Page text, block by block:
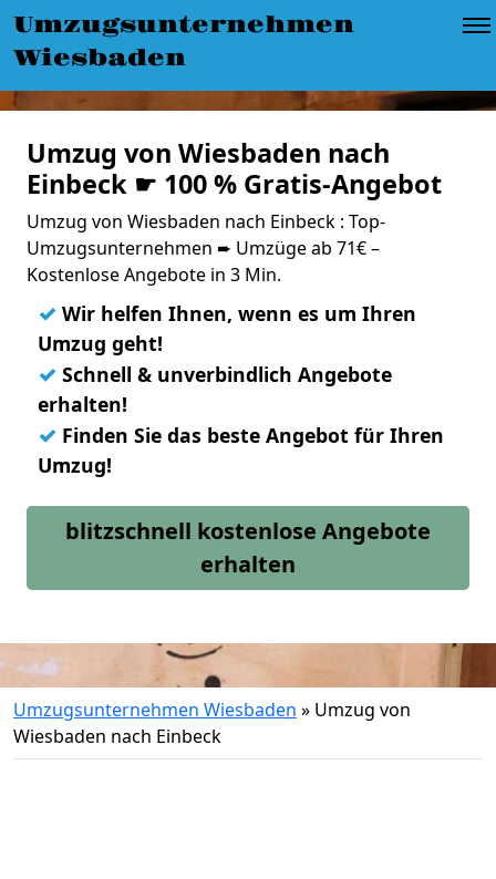
Umzugsunternehmen
Wiesbaden
Umzug von Wiesbaden nach
Einbeck ☛ 100 % Gratis-Angebot
Umzug von Wiesbaden nach Einbeck : Top-
Umzugsunternehmen ➨ Umzüge ab 71€ –
Kostenlose Angebote in 3 Min.
✓ Wir helfen Ihnen, wenn es um Ihren
Umzug geht!
✓ Schnell & unverbindlich Angebote
erhalten!
✓ Finden Sie das beste Angebot für Ihren
Umzug!
blitzschnell kostenlose Angebote
erhalten
Umzugsunternehmen Wiesbaden » Umzug von
Wiesbaden nach Einbeck